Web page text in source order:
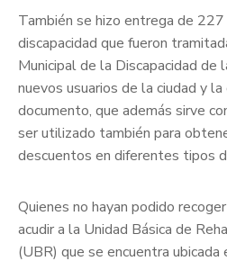
También se hizo entrega de
discapacidad que fueron
Municipal de la Discapacidad de
nuevos usuarios de la ciudad y
documento, que además sirve
ser utilizado también para
descuentos en diferentes tipos
Quienes no hayan podido
acudir a la Unidad Básica de
(UBR) que se encuentra